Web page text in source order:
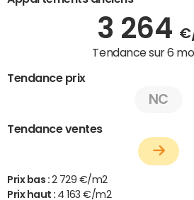
3 264
Tendance sur 6
Tendance prix
NC
Tendance ventes
Prix bas : 2 729 €/m2
Prix haut : 4 163 €/m2